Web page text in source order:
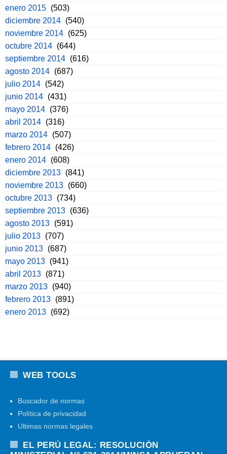
enero 2015 (503)
diciembre 2014 (540)
noviembre 2014 (625)
octubre 2014 (644)
septiembre 2014 (616)
agosto 2014 (687)
julio 2014 (542)
junio 2014 (431)
mayo 2014 (376)
abril 2014 (316)
marzo 2014 (507)
febrero 2014 (426)
enero 2014 (608)
diciembre 2013 (841)
noviembre 2013 (660)
octubre 2013 (734)
septiembre 2013 (636)
agosto 2013 (591)
julio 2013 (707)
junio 2013 (687)
mayo 2013 (941)
abril 2013 (871)
marzo 2013 (940)
febrero 2013 (891)
enero 2013 (692)
WEB TOOLS
Buscador de normas
Política de privacidad
Ultimas normas legales
EL PERÚ LEGAL: RESOLUCIÓN